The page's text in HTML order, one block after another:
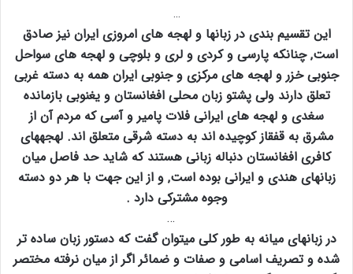
…
این تقسیم بندی در زبانها و لهجه های امروزی ایران نیز صادق
است‚ چنانکه پارسی و کردی و لری و بلوچی و لهجه های سواحل
جنوبی خزر و لهجه های مرکزی و جنوبی ایران همه به دسته غربی
تعلق دارند ولی پشتو زبان محلی افغانستان و یغنوبی بازمانده
سغدی و لهجه های ایرانی فلات پامیر و آسی که مردم آن از
مشرق به قفقاز کوچیده اند به دسته شرقی متعلق اند. لهجههای
کافری افغانستان دنباله زبانی هستند که شاید حد فاصل میان
زبانهای هندی و ایرانی بوده است‚ و از این جهت با هر دو دسته
وجوه مشترکی دارد .
…
در زبانهای میانه به طور کلی میتوان گفت که دستور زبان ساده تر
شده و تصریف اسامی و صفات و ضمائر اگر از میان نرفته مختصر